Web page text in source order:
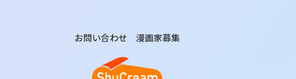
お問い合わせ 漫画家募集